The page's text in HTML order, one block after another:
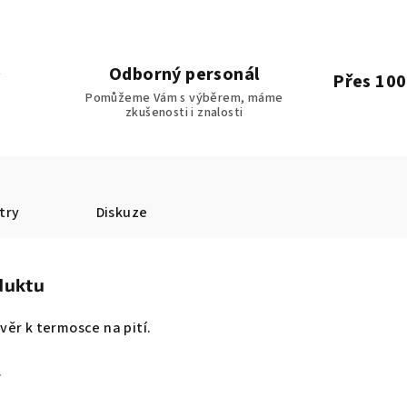
Odborný personál
Pomůžeme Vám s výběrem, máme
zkušenosti i znalosti
Přes
Diskuze
k termosce na pití.